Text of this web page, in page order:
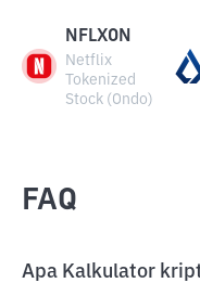
NFLXON
Netflix
Tokenized
Stock (Ondo)
FAQ
Apa Kalkulator